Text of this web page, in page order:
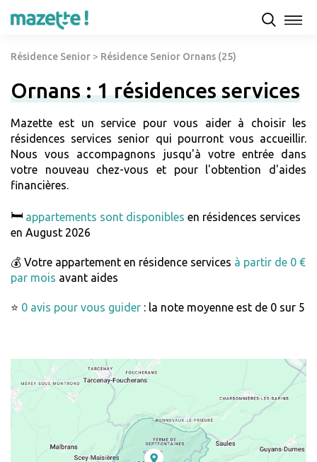
Résidence Senior > Résidence Senior Ornans (25)
Ornans : 1 résidences services
Mazette est un service pour vous aider à choisir les
résidences services senior qui pourront vous accueillir.
Nous vous accompagnons jusqu'à votre entrée dans
votre nouveau chez-vous et pour l'obtention d'aides
financières.
🛏️ appartements sont disponibles en résidences services
en August 2026
💰 Votre appartement en résidence services à partir de 0 €
par mois avant aides
⭐ 0 avis pour vous guider : la note moyenne est de 0 sur 5